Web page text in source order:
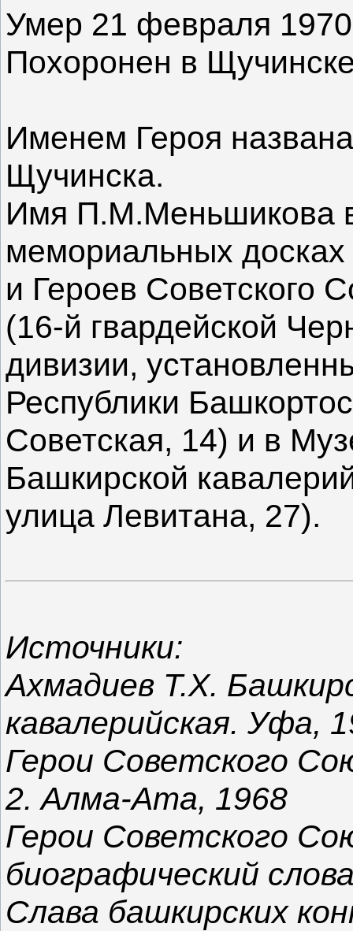
Умер 21 февраля 1970
Похоронен в
Именем Героя
Щучинска.
Имя П.М.Меньшикова
мемориальных
и Героев Советского
(16-й гвардейской
дивизии,
Республики
Советская, 14) и в
Башкирской
улица Левитана, 27).
Источники:
Ахмадиев Т.Х.
кавалерийская. Уфа,
Герои Советского
2. Алма-Ата, 1968
Герои Советского
биографический
Слава башкирских